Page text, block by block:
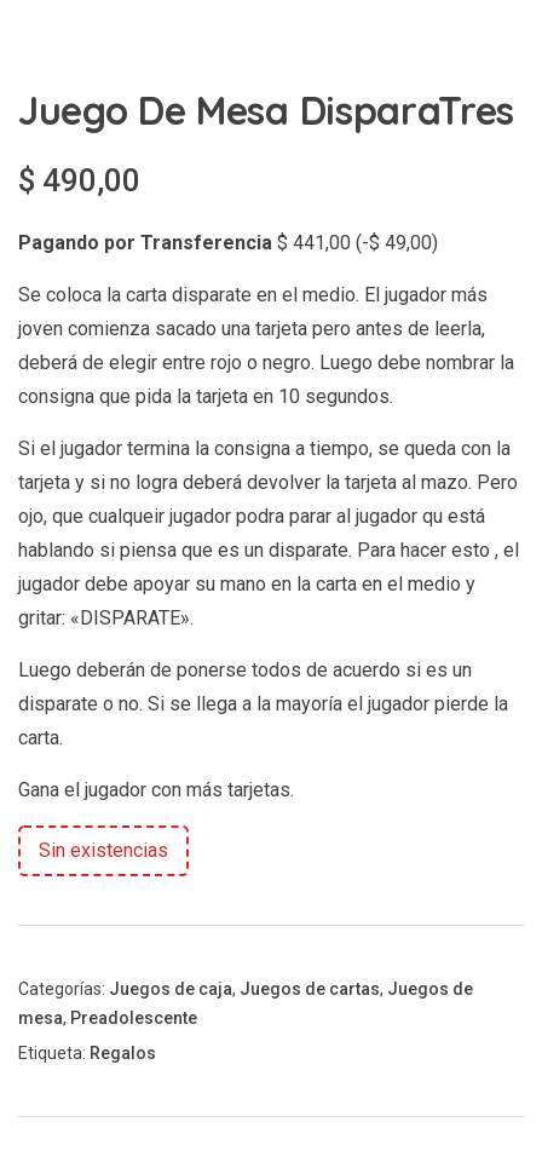
Juego De Mesa DisparaTres
$ 490,00
Pagando por Transferencia $ 441,00 (-$ 49,00)
Se coloca la carta disparate en el medio. El jugador más
joven comienza sacado una tarjeta pero antes de leerla,
deberá de elegir entre rojo o negro. Luego debe nombrar la
consigna que pida la tarjeta en 10 segundos.
Si el jugador termina la consigna a tiempo, se queda con la
tarjeta y si no logra deberá devolver la tarjeta al mazo. Pero
ojo, que cualqueir jugador podra parar al jugador qu está
hablando si piensa que es un disparate. Para hacer esto , el
jugador debe apoyar su mano en la carta en el medio y
gritar: «DISPARATE».
Luego deberán de ponerse todos de acuerdo si es un
disparate o no. Si se llega a la mayoría el jugador pierde la
carta.
Gana el jugador con más tarjetas.
Sin existencias
Categorías: Juegos de caja, Juegos de cartas, Juegos de
mesa, Preadolescente
Etiqueta: Regalos